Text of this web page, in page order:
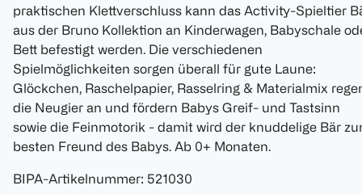
praktischen Klettverschluss kann das Activity-Spieltier
aus der Bruno Kollektion an Kinderwagen, Babyschale
Bett befestigt werden. Die verschiedenen
Spielmöglichkeiten sorgen überall für gute Laune:
Glöckchen, Raschelpapier, Rasselring & Materialmix
die Neugier an und fördern Babys Greif- und Tastsinn
sowie die Feinmotorik - damit wird der knuddelige Bär
besten Freund des Babys. Ab 0+ Monaten.
BIPA-Artikelnummer: 521030